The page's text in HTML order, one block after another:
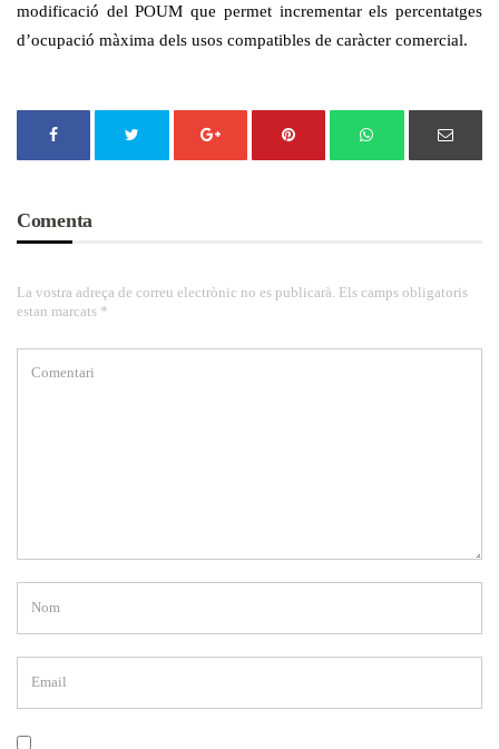
modificació del POUM que permet incrementar els percentatges
d’ocupació màxima dels usos compatibles de caràcter comercial.
Comenta
La vostra adreça de correu electrònic no es publicarà. Els camps obligatoris
estan marcats *